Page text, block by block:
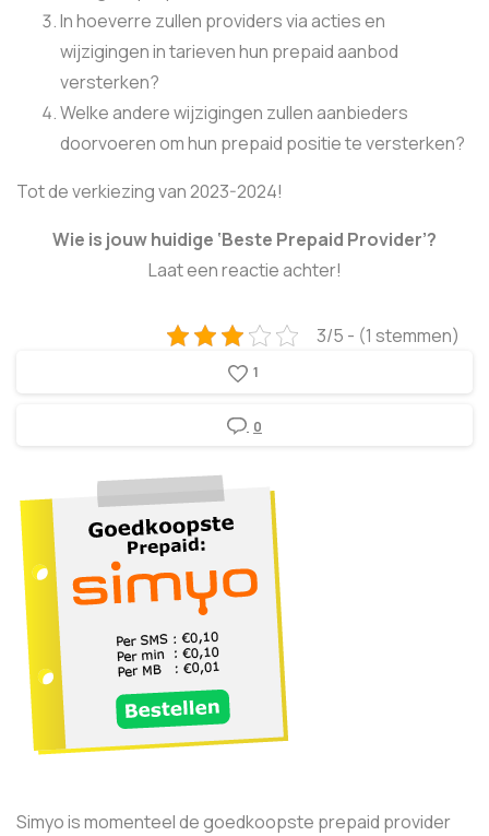
In hoeverre zullen providers via acties en
wijzigingen in tarieven hun prepaid aanbod
versterken?
Welke andere wijzigingen zullen aanbieders
doorvoeren om hun prepaid positie te versterken?
Tot de verkiezing van 2023-2024!
Wie is jouw huidige ‘Beste Prepaid Provider’?
Laat een reactie achter!
3/5 - (1 stemmen)
1
0
Simyo is momenteel de goedkoopste prepaid provider